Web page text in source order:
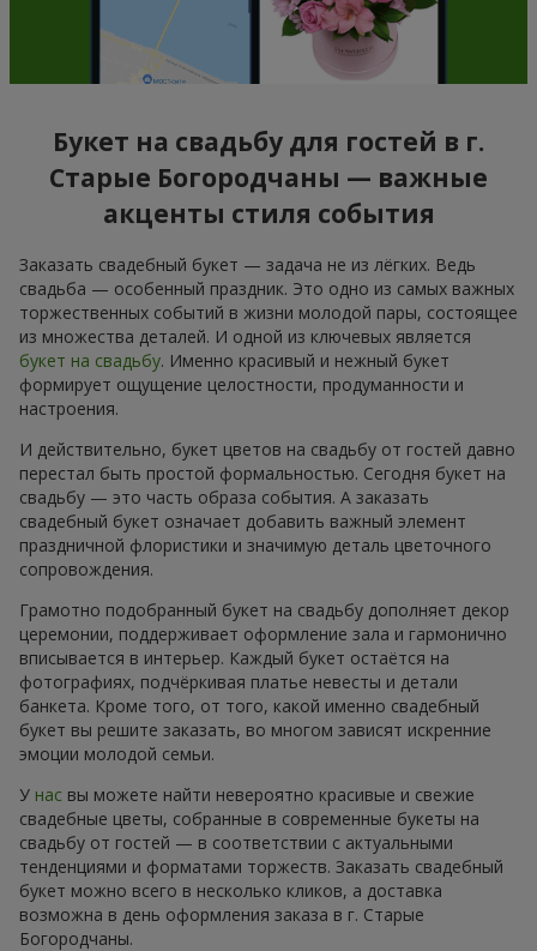
Букет на свадьбу для гостей в г.
Старые Богородчаны — важные
акценты стиля события
Заказать свадебный букет — задача не из лёгких. Ведь
свадьба — особенный праздник. Это одно из самых важных
торжественных событий в жизни молодой пары, состоящее
из множества деталей. И одной из ключевых является
букет на свадьбу. Именно красивый и нежный букет
формирует ощущение целостности, продуманности и
настроения.
И действительно, букет цветов на свадьбу от гостей давно
перестал быть простой формальностью. Сегодня букет на
свадьбу — это часть образа события. А заказать
свадебный букет означает добавить важный элемент
праздничной флористики и значимую деталь цветочного
сопровождения.
Грамотно подобранный букет на свадьбу дополняет декор
церемонии, поддерживает оформление зала и гармонично
вписывается в интерьер. Каждый букет остаётся на
фотографиях, подчёркивая платье невесты и детали
банкета. Кроме того, от того, какой именно свадебный
букет вы решите заказать, во многом зависят искренние
эмоции молодой семьи.
У нас вы можете найти невероятно красивые и свежие
свадебные цветы, собранные в современные букеты на
свадьбу от гостей — в соответствии с актуальными
тенденциями и форматами торжеств. Заказать свадебный
букет можно всего в несколько кликов, а доставка
возможна в день оформления заказа в г. Старые
Богородчаны.